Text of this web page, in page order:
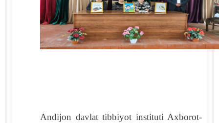
Andijon davlat tibbiyot instituti Axborot-